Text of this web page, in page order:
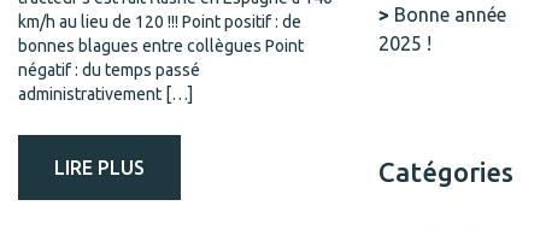
km/h au lieu de 120 !!! Point positif : de
bonnes blagues entre collègues Point
négatif : du temps passé
administrativement […]
LIRE PLUS
Bonne année
2025 !
Catégories